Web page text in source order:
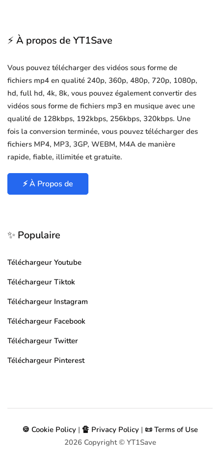
⚡ À propos de YT1Save
Vous pouvez télécharger des vidéos sous forme de
fichiers mp4 en qualité 240p, 360p, 480p, 720p, 1080p,
hd, full hd, 4k, 8k, vous pouvez également convertir des
vidéos sous forme de fichiers mp3 en musique avec une
qualité de 128kbps, 192kbps, 256kbps, 320kbps. Une
fois la conversion terminée, vous pouvez télécharger des
fichiers MP4, MP3, 3GP, WEBM, M4A de manière
rapide, fiable, illimitée et gratuite.
⚡ À Propos de
✨ Populaire
Téléchargeur Youtube
Téléchargeur Tiktok
Téléchargeur Instagram
Téléchargeur Facebook
Téléchargeur Twitter
Téléchargeur Pinterest
🍪 Cookie Policy | 🔏 Privacy Policy | 📜 Terms of Use
2026Copyright © YT1Save